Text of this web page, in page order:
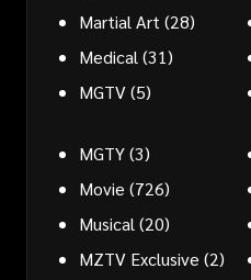
Martial Art (28)
Medical (31)
MGTV(5)
MGTY(3)
Movie (726)
Musical (20)
MZTV Exclusive (2)